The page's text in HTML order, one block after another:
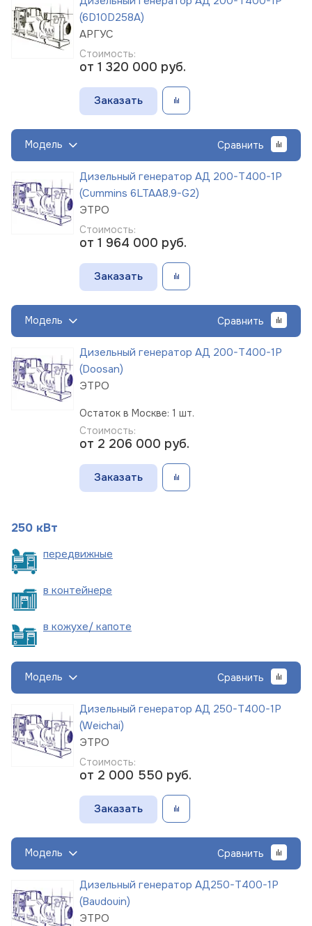
(6D10D258A)
АРГУС
Стоимость:
от 1 320 000 руб.
Заказать
Модель Сравнить
Дизельный генератор АД 200-Т400-1Р
(Cummins 6LTAA8,9-G2)
ЭТРО
Стоимость:
от 1 964 000 руб.
Заказать
Модель Сравнить
Дизельный генератор АД 200-Т400-1Р
(Doosan)
ЭТРО
Остаток в Москве: 1 шт.
Стоимость:
от 2 206 000 руб.
Заказать
250 кВт
передвижные
в контейнере
в кожухе/ капоте
Модель Сравнить
Дизельный генератор АД 250-Т400-1Р
(Weichai)
ЭТРО
Стоимость:
от 2 000 550 руб.
Заказать
Модель Сравнить
Дизельный генератор АД250-Т400-1Р
(Baudouin)
ЭТРО